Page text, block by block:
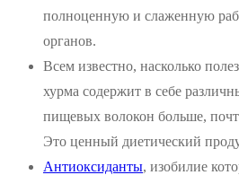
полноценную и слаженную
органов.
Всем известно, насколько
хурма содержит в себе
пищевых волокон больше,
Это ценный диетический
Антиоксиданты, изобилие